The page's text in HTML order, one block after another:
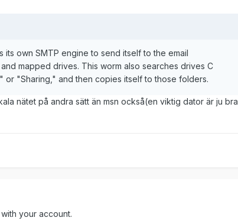
its own SMTP engine to send itself to the email
mapped drives. This worm also searches drives C
"Sharing," and then copies itself to those folders.
nätet på andra sätt än msn också(en viktig dator är ju bra
your account.